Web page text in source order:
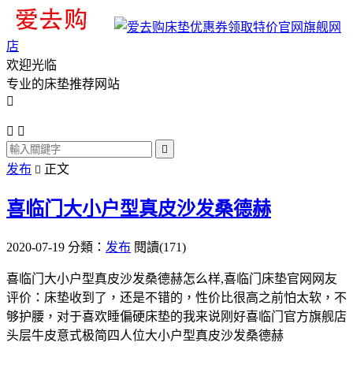
旗舰网
店
欢迎光临
专业的床垫推荐网站

 

发布  正文
喜临门大小户型真皮沙发桑德赫
2020-07-19 分類： 发布 閱讀(171)
喜临门大小户型真皮沙发桑德赫怎么样,喜临门床垫官网网友
评价：床垫收到了，还是不错的，性价比很高之前怕太软，不
够护腰，对于喜欢睡偏硬床垫的我来说刚好喜临门官方旗舰店
头层牛皮意式极简四人位大小户型真皮沙发桑德赫